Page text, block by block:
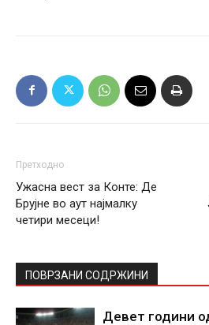
Претходно
Ужасна вест за Конте: Де
Брујне во аут најмалку
четири месеци!
ПОВРЗАНИ СОДРЖИНИ
Девет години